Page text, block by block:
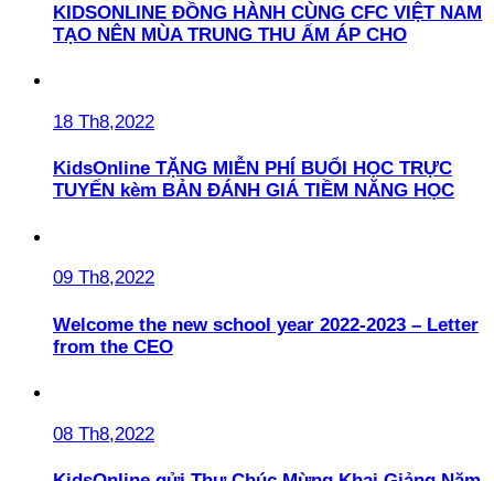
KIDSONLINE ĐỒNG HÀNH CÙNG CFC VIỆT NAM
TẠO NÊN MÙA TRUNG THU ẤM ÁP CHO
18 Th8,2022
KidsOnline TẶNG MIỄN PHÍ BUỔI HỌC TRỰC
TUYẾN kèm BẢN ĐÁNH GIÁ TIỀM NĂNG HỌC
09 Th8,2022
Welcome the new school year 2022-2023 – Letter
from the CEO
08 Th8,2022